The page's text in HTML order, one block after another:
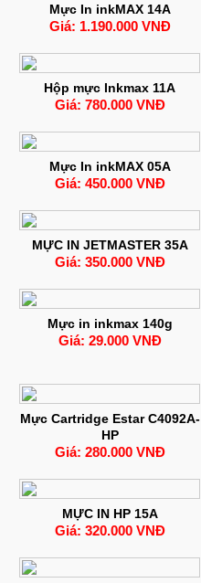
Mực In inkMAX 14A
Giá: 1.190.000 VNĐ
Hộp mực Inkmax 11A
Giá: 780.000 VNĐ
Mực In inkMAX 05A
Giá: 450.000 VNĐ
MỰC IN JETMASTER 35A
Giá: 350.000 VNĐ
Mực in inkmax 140g
Giá: 29.000 VNĐ
Mực Cartridge Estar C4092A-
HP
Giá: 280.000 VNĐ
MỰC IN HP 15A
Giá: 320.000 VNĐ